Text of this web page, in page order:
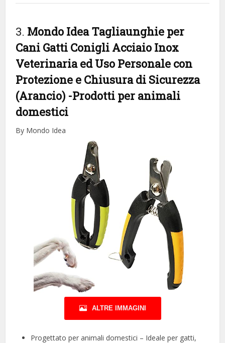
3. Mondo Idea Tagliaunghie per
Cani Gatti Conigli Acciaio Inox
Veterinaria ed Uso Personale con
Protezione e Chiusura di Sicurezza
(Arancio) -Prodotti per animali
domestici
By Mondo Idea
ALTRE IMMAGINI
Progettato per animali domestici – Ideale per gatti,